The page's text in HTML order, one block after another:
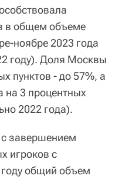
в общем объеме
ноябре 2023 года
году). Доля Москвы
пунктов - до 57%, а
на 3 процентных
2022 года).
завершением
игроков с
общий объем